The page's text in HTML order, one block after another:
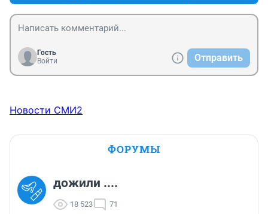
Гость
Войти
Отправить
Новости СМИ2
ФОРУМЫ
дожили ....
18 523 71